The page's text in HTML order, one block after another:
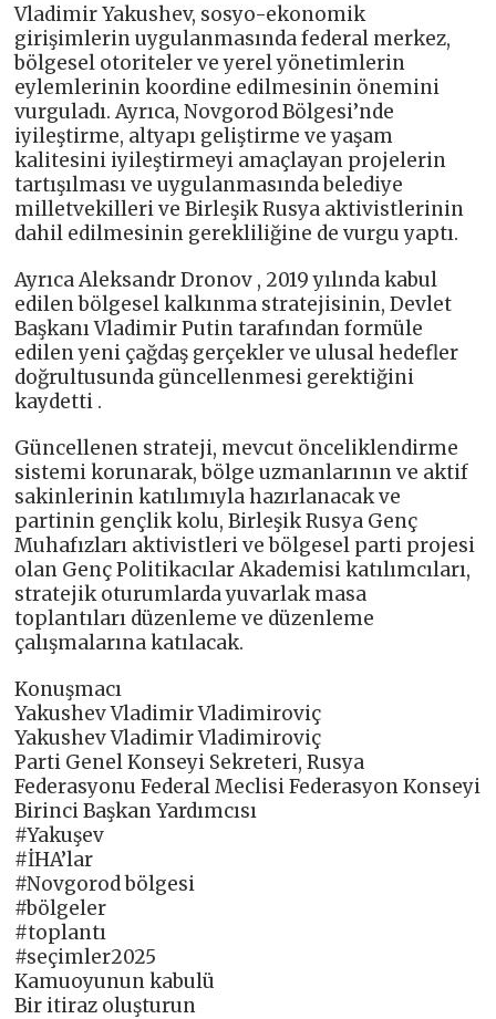
Vladimir Yakushev, sosyo-ekonomik
girişimlerin uygulanmasında federal merkez,
bölgesel otoriteler ve yerel yönetimlerin
eylemlerinin koordine edilmesinin önemini
vurguladı. Ayrıca, Novgorod Bölgesi’nde
iyileştirme, altyapı geliştirme ve yaşam
kalitesini iyileştirmeyi amaçlayan projelerin
tartışılması ve uygulanmasında belediye
milletvekilleri ve Birleşik Rusya aktivistlerinin
dahil edilmesinin gerekliliğine de vurgu yaptı.
Ayrıca Aleksandr Dronov , 2019 yılında kabul
edilen bölgesel kalkınma stratejisinin, Devlet
Başkanı Vladimir Putin tarafından formüle
edilen yeni çağdaş gerçekler ve ulusal hedefler
doğrultusunda güncellenmesi gerektiğini
kaydetti .
Güncellenen strateji, mevcut önceliklendirme
sistemi korunarak, bölge uzmanlarının ve aktif
sakinlerinin katılımıyla hazırlanacak ve
partinin gençlik kolu, Birleşik Rusya Genç
Muhafızları aktivistleri ve bölgesel parti projesi
olan Genç Politikacılar Akademisi katılımcıları,
stratejik oturumlarda yuvarlak masa
toplantıları düzenleme ve düzenleme
çalışmalarına katılacak.
Konuşmacı
Yakushev Vladimir Vladimiroviç
Yakushev Vladimir Vladimiroviç
Parti Genel Konseyi Sekreteri, Rusya
Federasyonu Federal Meclisi Federasyon Konseyi
Birinci Başkan Yardımcısı
#Yakuşev
#İHA’lar
#Novgorod bölgesi
#bölgeler
#toplantı
#seçimler2025
Kamuoyunun kabulü
Bir itiraz oluşturun